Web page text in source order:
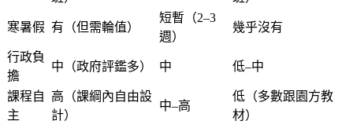
寒暑假 有（但需輪值）
短暫（2–3
週）
幾乎沒有
行政負
擔
中（政府評鑑多） 中 低–中
課程自
主
高（課綱內自由設
計）
中–高
低（多數跟園方教
材）